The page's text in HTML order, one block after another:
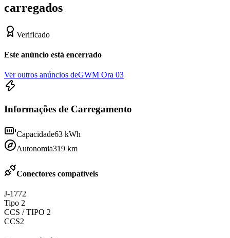
carregados
Verificado
Este anúncio está encerrado
Ver outros anúncios deGWM Ora 03
Informações de Carregamento
Capacidade63 kWh
Autonomia319 km
Conectores compatíveis
J-1772
Tipo 2
CCS / TIPO 2
CCS2